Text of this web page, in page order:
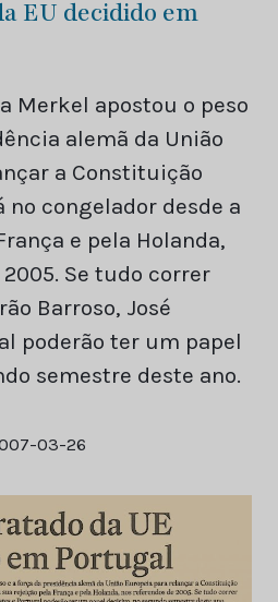
EU decidido em
Merkel apostou o peso
alemã da União
a Constituição
no congelador desde a
e pela Holanda,
Se tudo correr
Barroso, José
poderão ter um papel
semestre deste ano.
03-26